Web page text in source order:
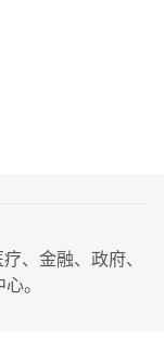
、金融、政府、
。